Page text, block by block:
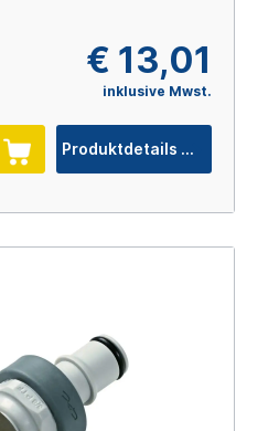
€ 13,01
inklusive Mwst.
Produktdetails